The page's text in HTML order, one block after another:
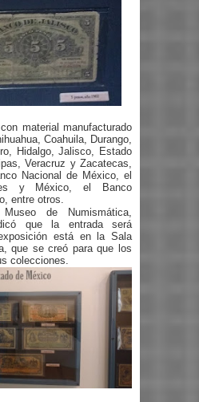
material manufacturado
Coahuila, Durango,
Hidalgo, Jalisco, Estado
Veracruz y Zacatecas,
Nacional de México, el
y México, el Banco
entre otros.
de Numismática,
que la entrada será
está en la Sala
que se creó para que los
colecciones.